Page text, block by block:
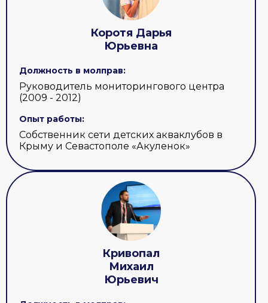
Коротя Дарья
Юрьевна
Должность в молправ:
Руководитель мониторингового центра
(2009 - 2012)
Опыт работы:
Собственник сети детских акваклубов в
Крыму и Севастополе «Акуленок»
Кривопал
Михаил
Юрьевич